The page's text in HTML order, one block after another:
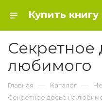
Секретное
любимого
Главная — Каталог —
Секретное досье на